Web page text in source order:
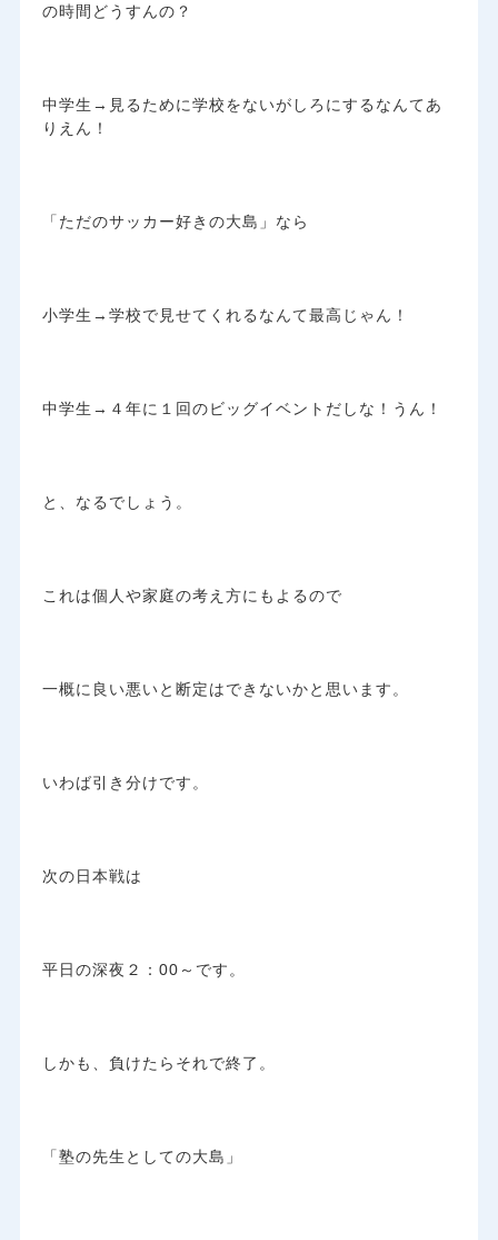
の時間どうすんの？
中学生→見るために学校をないがしろにするなんてあ
りえん！
「ただのサッカー好きの大島」なら
小学生→学校で見せてくれるなんて最高じゃん！
中学生→４年に１回のビッグイベントだしな！うん！
と、なるでしょう。
これは個人や家庭の考え方にもよるので
一概に良い悪いと断定はできないかと思います。
いわば引き分けです。
次の日本戦は
平日の深夜２：00～です。
しかも、負けたらそれで終了。
「塾の先生としての大島」